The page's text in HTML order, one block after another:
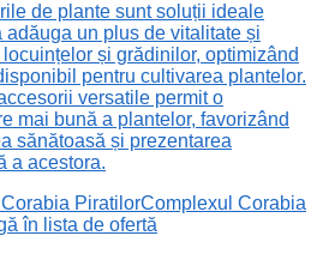
de plante sunt soluții ideale
adăuga un plus de vitalitate și
și grădinilor, optimizând
pentru cultivarea plantelor.
versatile permit o
mai bună a plantelor, favorizând
sănătoasă și prezentarea
a acestora.
Complexul Corabia
în lista de ofertă